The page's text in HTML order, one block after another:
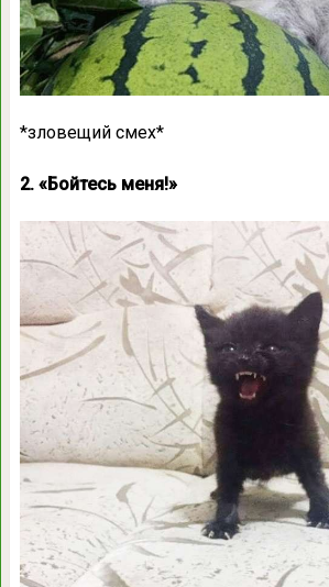
*зловещий смех*
2. «Бойтесь меня!»